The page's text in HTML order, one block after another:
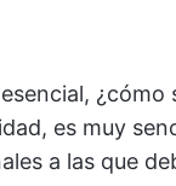
¿cómo
es muy
a las que